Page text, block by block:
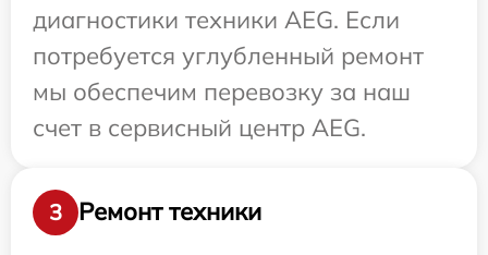
диагностики техники AEG. Если
потребуется углубленный ремонт
мы обеспечим перевозку за наш
счет в сервисный центр AEG.
3
Ремонт техники